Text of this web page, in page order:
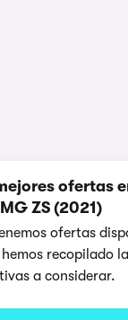
ofertas
ZS (2021)
ofertas
recopilado
a considerar.